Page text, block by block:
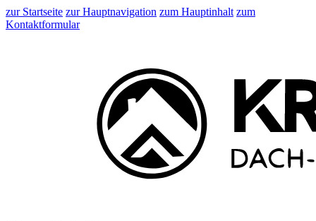
zur Startseite zur Hauptnavigation zum Hauptinhalt zum
Kontaktformular